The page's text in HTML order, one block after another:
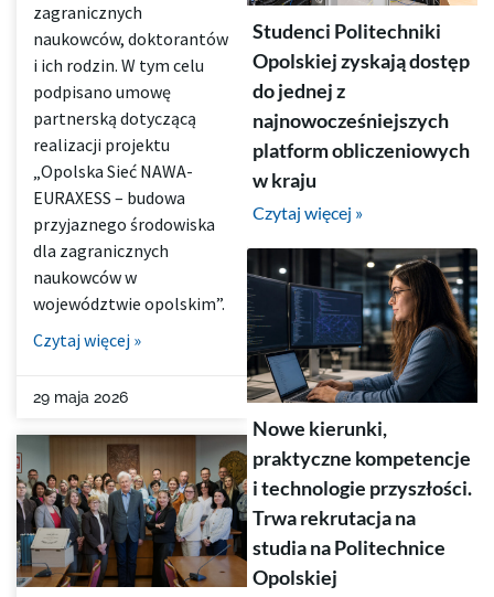
zagranicznych
naukowców, doktorantów
i ich rodzin. W tym celu
podpisano umowę
partnerską dotyczącą
realizacji projektu
„Opolska Sieć NAWA-
EURAXESS – budowa
przyjaznego środowiska
dla zagranicznych
naukowców w
województwie opolskim”.
Czytaj więcej »
29 maja 2026
Studenci Politechniki
Opolskiej zyskają dostęp
do jednej z
najnowocześniejszych
platform obliczeniowych
w kraju
Czytaj więcej »
Nowe kierunki,
praktyczne kompetencje
i technologie przyszłości.
Trwa rekrutacja na
studia na Politechnice
Opolskiej